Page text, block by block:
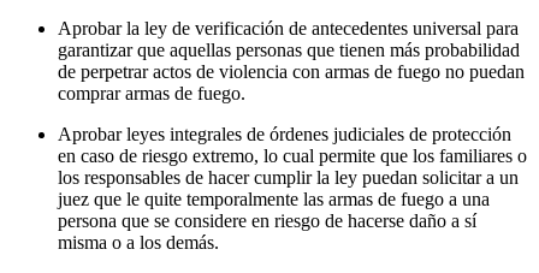
Aprobar la ley de verificación de antecedentes universal para
garantizar que aquellas personas que tienen más probabilidad
de perpetrar actos de violencia con armas de fuego no puedan
comprar armas de fuego.
Aprobar leyes integrales de órdenes judiciales de protección
en caso de riesgo extremo, lo cual permite que los familiares o
los responsables de hacer cumplir la ley puedan solicitar a un
juez que le quite temporalmente las armas de fuego a una
persona que se considere en riesgo de hacerse daño a sí
misma o a los demás.